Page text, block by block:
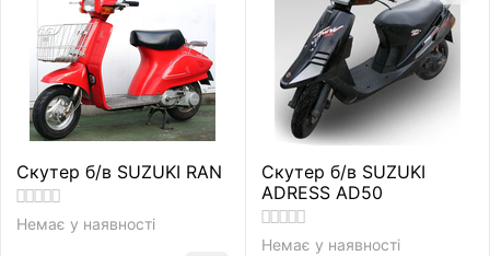
Скутер б/в SUZUKI RAN
Немає у наявності
Скутер б/в SUZUKI
ADRESS AD50
Немає у наявності